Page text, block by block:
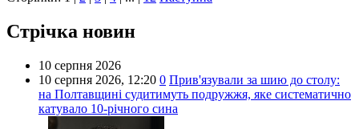
Стрічка новин
10 серпня 2026
10 серпня 2026, 12:20 0 Прив'язували за шию до столу:
на Полтавщині судитимуть подружжя, яке систематично
катувало 10-річного сина